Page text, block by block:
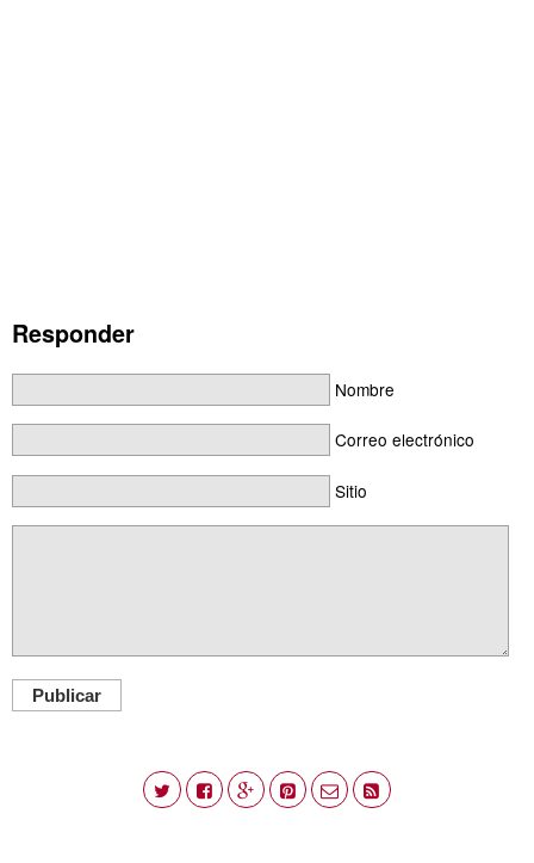
Responder
Nombre
Correo electrónico
Sitio
Publicar